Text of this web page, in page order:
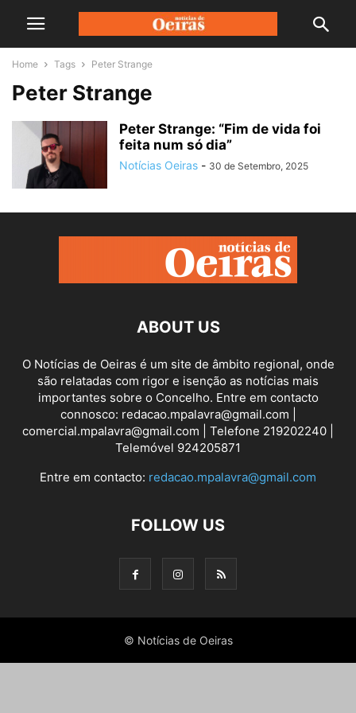
Home Tags Peter Strange
Peter Strange
Peter Strange: “Fim de vida foi
feita num só dia”
Notícias Oeiras - 30 de Setembro, 2025
ABOUT US
O Notícias de Oeiras é um site de âmbito regional, onde
são relatadas com rigor e isenção as notícias mais
importantes sobre o Concelho. Entre em contacto
connosco: redacao.mpalavra@gmail.com |
comercial.mpalavra@gmail.com | Telefone 219202240 |
Telemóvel 924205871
Entre em contacto: redacao.mpalavra@gmail.com
FOLLOW US
© Notícias de Oeiras